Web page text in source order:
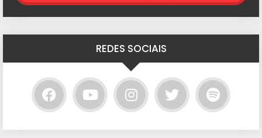
REDES SOCIAIS